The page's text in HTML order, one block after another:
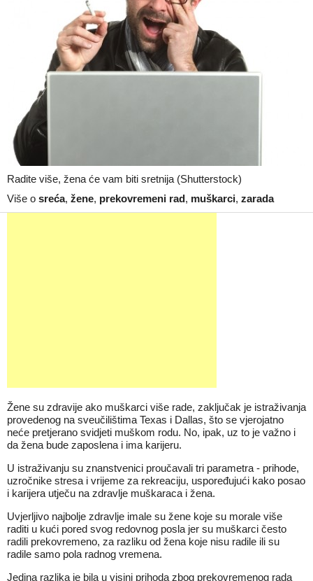
Radite više, žena će vam biti sretnija (Shutterstock)
Više o sreća, žene, prekovremeni rad, muškarci, zarada
Žene su zdravije ako muškarci više rade, zaključak je istraživanja
provedenog na sveučilištima Texas i Dallas, što se vjerojatno
neće pretjerano svidjeti muškom rodu. No, ipak, uz to je važno i
da žena bude zaposlena i ima karijeru.
U istraživanju su znanstvenici proučavali tri parametra - prihode,
uzročnike stresa i vrijeme za rekreaciju, uspoređujući kako posao
i karijera utječu na zdravlje muškaraca i žena.
Uvjerljivo najbolje zdravlje imale su žene koje su morale više
raditi u kući pored svog redovnog posla jer su muškarci često
radili prekovremeno, za razliku od žena koje nisu radile ili su
radile samo pola radnog vremena.
Jedina razlika je bila u visini prihoda zbog prekovremenog rada